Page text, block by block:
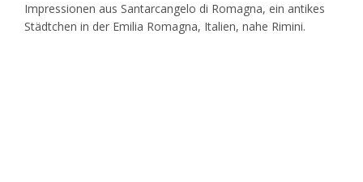
Impressionen aus Santarcangelo di Romagna, ein antikes
Städtchen in der Emilia Romagna, Italien, nahe Rimini.